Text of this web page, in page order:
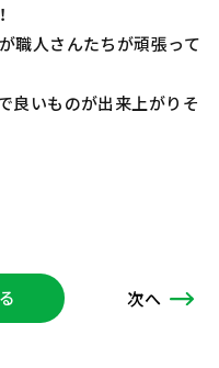
職人さんたちが頑張って
良いものが出来上がりそ
次へ